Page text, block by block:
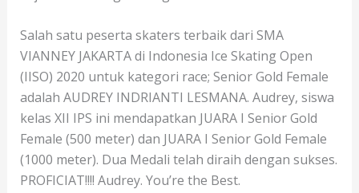
Salah satu peserta skaters terbaik dari SMA
VIANNEY JAKARTA di Indonesia Ice Skating Open
(IISO) 2020 untuk kategori race; Senior Gold Female
adalah AUDREY INDRIANTI LESMANA. Audrey, siswa
kelas XII IPS ini mendapatkan JUARA I Senior Gold
Female (500 meter) dan JUARA I Senior Gold Female
(1000 meter). Dua Medali telah diraih dengan sukses.
PROFICIAT!!!! Audrey. You’re the Best.